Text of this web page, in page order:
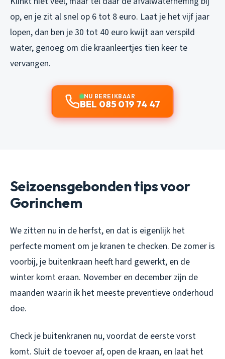
op, en je zit al snel op 6 tot 8 euro. Laat je het vijf jaar
lopen, dan ben je 30 tot 40 euro kwijt aan verspild
water, genoeg om die kraanleertjes tien keer te
vervangen.
NU BEREIKBAAR
BEL 085 019 74 47
Seizoensgebonden tips voor
Gorinchem
We zitten nu in de herfst, en dat is eigenlijk het
perfecte moment om je kranen te checken. De zomer is
voorbij, je buitenkraan heeft hard gewerkt, en de
winter komt eraan. November en december zijn de
maanden waarin ik het meeste preventieve onderhoud
doe.
Check je buitenkranen nu, voordat de eerste vorst
komt. Sluit de toevoer af, open de kraan, en laat het